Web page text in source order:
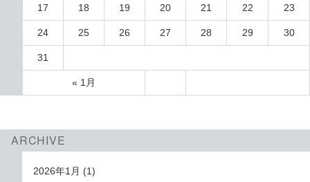
« 1月
17 18 19 20 21 22 23
24 25 26 27 28 29 30
31
ARCHIVE
2026年1月 (1)